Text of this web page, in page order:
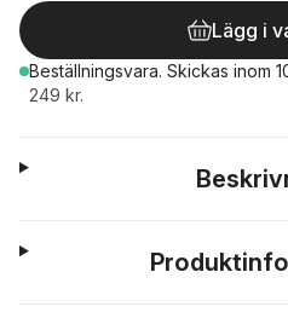
Lägg i
Beställningsvara. Skickas inom
249 kr.